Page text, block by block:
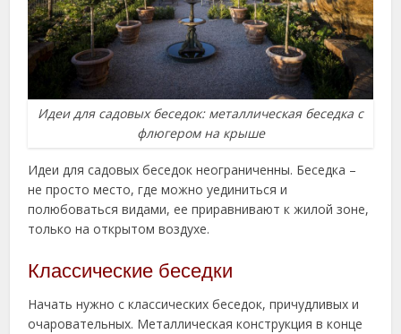
Идеи для садовых беседок: металлическая беседка с
флюгером на крыше
Идеи для садовых беседок неограниченны. Беседка –
не просто место, где можно уединиться и
полюбоваться видами, ее приравнивают к жилой зоне,
только на открытом воздухе.
Классические беседки
Начать нужно с классических беседок, причудливых и
очаровательных. Металлическая конструкция в конце